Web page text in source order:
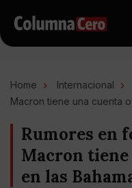
Home Internacional
Macron tiene una cuenta
Rumores en
Macron
en las